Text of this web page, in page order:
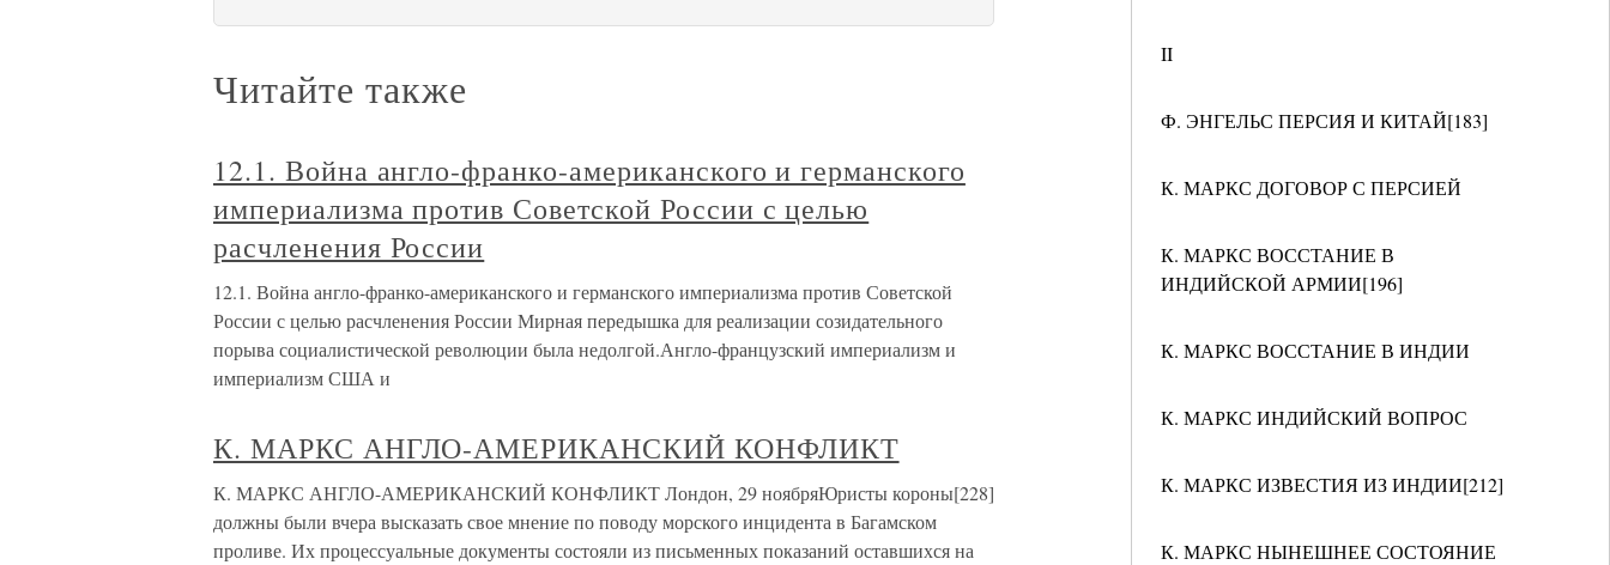
II
Ф. ЭНГЕЛЬС ПЕРСИЯ И КИТАЙ[183]
К. МАРКС ДОГОВОР С ПЕРСИЕЙ
К. МАРКС ВОССТАНИЕ В
ИНДИЙСКОЙ АРМИИ[196]
К. МАРКС ВОССТАНИЕ В ИНДИИ
К. МАРКС ИНДИЙСКИЙ ВОПРОС
К. МАРКС ИЗВЕСТИЯ ИЗ ИНДИИ[212]
К. МАРКС НЫНЕШНЕЕ СОСТОЯНИЕ
Читайте также
12.1. Война англо-франко-американского и германского
империализма против Советской России с целью
расчленения России
12.1. Война англо-франко-американского и германского империализма против Советской
России с целью расчленения России Мирная передышка для реализации созидательного
порыва социалистической революции была недолгой.Англо-французский империализм и
империализм США и
К. МАРКС АНГЛО-АМЕРИКАНСКИЙ КОНФЛИКТ
К. МАРКС АНГЛО-АМЕРИКАНСКИЙ КОНФЛИКТ Лондон, 29 ноябряЮристы короны[228]
должны были вчера высказать свое мнение по поводу морского инцидента в Багамском
проливе. Их процессуальные документы состояли из письменных показаний оставшихся на